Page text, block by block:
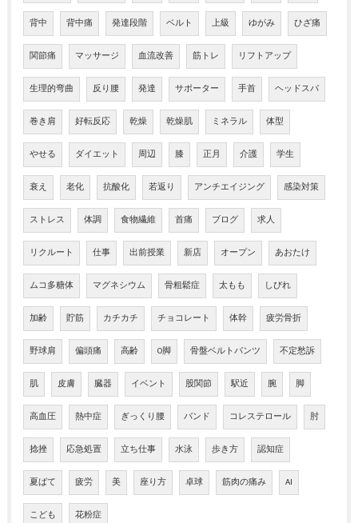
背中 背中痛 発達段階 ベルト 上級 ゆがみ ひざ痛
関節痛 マッサージ 血流改善 筋トレ リフトアップ
生理的弯曲 反り腰 発達 サポーター 手首 ヘッドスパ
巻き肩 好転反応 乾燥 乾燥肌 ミネラル 体型
やせる ダイエット 周辺 膝 正月 介護 学生
衰え 老化 抗酸化 若返り アンチエイジング 感染対策
ストレス 体調 食物繊維 首痛 ブログ 求人
リクルート 仕事 出前授業 新店 オープン あおたけ
ムコ多糖体 マグネシウム 骨粗鬆症 太もも しびれ
加齢 貯筋 カチカチ チョコレート 体幹 疲労骨折
野球肩 偏頭痛 高齢 O脚 骨盤ベルトパンツ 不定愁訴
肌 皮膚 臓器 イベント 股関節 駅近 腕 脚
高血圧 熱中症 ぎっくり腰 バンド コレステロール 肘
捻挫 応急処置 立ち仕事 水泳 歩き方 認知症
夏ばて 疲労 美 座り方 卓球 筋肉の痛み AI
こども 花粉症